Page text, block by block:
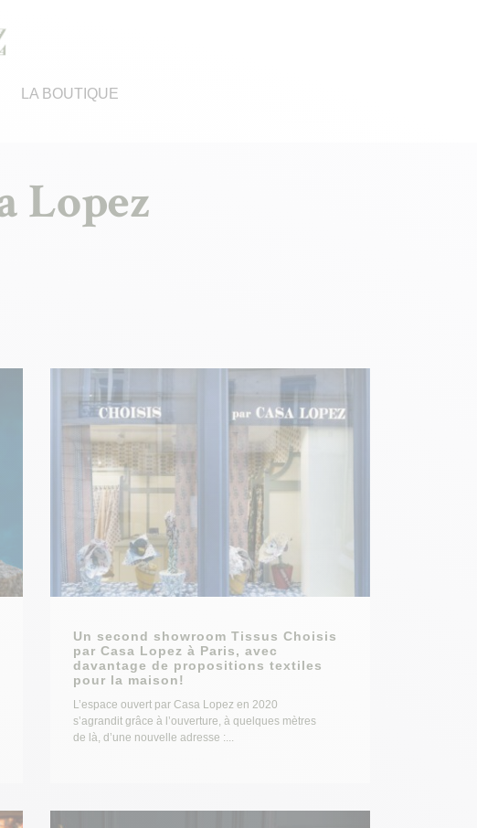
Lopez
Un second showroom Tissus Choisis
par Casa Lopez à Paris, avec
davantage de propositions textiles
pour la maison!
L’espace ouvert par Casa Lopez en 2020
s’agrandit grâce à l’ouverture, à quelques mètres
de là, d’une nouvelle adresse :...
LA BOUTIQUE